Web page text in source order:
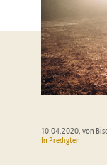
10.04.2020, von
In Predigten